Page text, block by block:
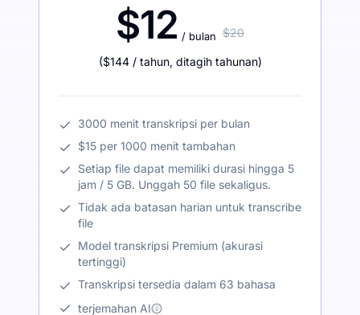
$12 / bulan $20
($144 / tahun, ditagih tahunan)
3000 menit transkripsi per bulan
$15 per 1000 menit tambahan
Setiap file dapat memiliki durasi hingga 5
jam / 5 GB. Unggah 50 file sekaligus.
Tidak ada batasan harian untuk transcribe
file
Model transkripsi Premium (akurasi
tertinggi)
Transkripsi tersedia dalam 63 bahasa
terjemahan AI